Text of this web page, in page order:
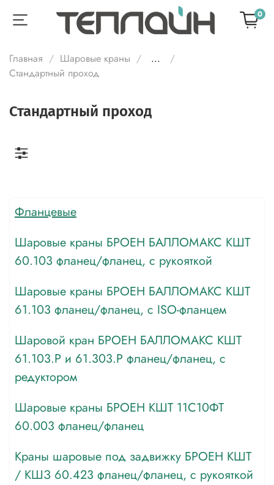
0
Главная Шаровые краны
...
Стандартный проход
Стандартный проход
Фланцевые
Шаровые краны БРОЕН БАЛЛОМАКС КШТ
60.103 фланец/фланец, с рукояткой
Шаровые краны БРОЕН БАЛЛОМАКС КШТ
61.103 фланец/фланец, с ISO-фланцем
Шаровой кран БРОЕН БАЛЛОМАКС КШТ
61.103.Р и 61.303.Р фланец/фланец, с
редуктором
Шаровые краны БРОЕН КШТ 11С10ФТ
60.003 фланец/фланец
Краны шаровые под задвижку БРОЕН КШТ
/ КШЗ 60.423 фланец/фланец, с рукояткой